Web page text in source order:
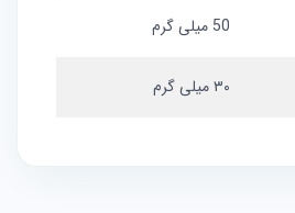
50 میلی گرم
۳۰ میلی گرم